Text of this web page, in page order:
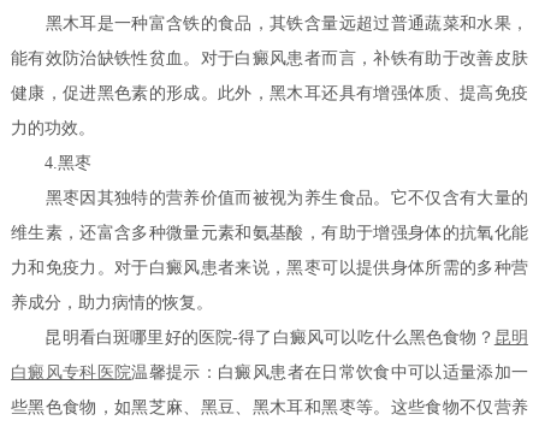
黑木耳是一种富含铁的食品，其铁含量远超过普通蔬菜和水果，
能有效防治缺铁性贫血。对于白癜风患者而言，补铁有助于改善皮肤
健康，促进黑色素的形成。此外，黑木耳还具有增强体质、提高免疫
力的功效。
4.黑枣
黑枣因其独特的营养价值而被视为养生食品。它不仅含有大量的
维生素，还富含多种微量元素和氨基酸，有助于增强身体的抗氧化能
力和免疫力。对于白癜风患者来说，黑枣可以提供身体所需的多种营
养成分，助力病情的恢复。
昆明看白斑哪里好的医院-得了白癜风可以吃什么黑色食物？ 昆明
白癜风专科医院温馨提示：白癜风患者在日常饮食中可以适量添加一
些黑色食物，如黑芝麻、黑豆、黑木耳和黑枣等。这些食物不仅营养